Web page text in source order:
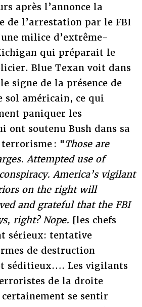
après l’annonce la
de l’arrestation par le FBI
milice d’extrême-
qui préparait le
Blue Texan voit dans
signe de la présence de
américain, ce qui
paniquer les
ont soutenu Bush dans sa
: "Those are
Attempted use of
America’s vigilant
on the right will
and grateful that the FBI
right? Nope. [les chefs
sérieux: tentative
de destruction
séditieux…. Les vigilants
de la droite
se sentir